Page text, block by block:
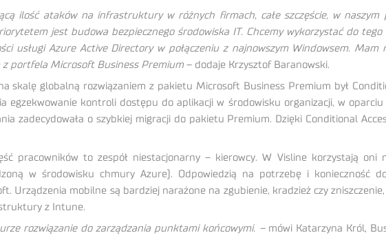
ilość ataków na infrastruktury w różnych firmach, całe szczęście, w naszym
jest budowa bezpiecznego środowiska IT. Chcemy wykorzystać do
usługi Azure Active Directory w połączeniu z najnowszym Windowsem.
z portfela Microsoft Business Premium– dodaje Krzysztof Baranowski.
skalę globalną rozwiązaniem z pakietu Microsoft Business Premium był
egzekwowanie kontroli dostępu do aplikacji w środowisku organizacji, w
zadecydowała o szybkiej migracji do pakietu Premium. Dzięki Conditional
pracowników to zespół niestacjonarny – kierowcy. W Visline korzystają
w środowisku chmury Azure). Odpowiedzią na potrzebę i konieczność
Urządzenia mobilne są bardziej narażone na zgubienie, kradzież czy
z Intune.
rozwiązanie do zarządzania punktami końcowymi. –mówi Katarzyna Król,